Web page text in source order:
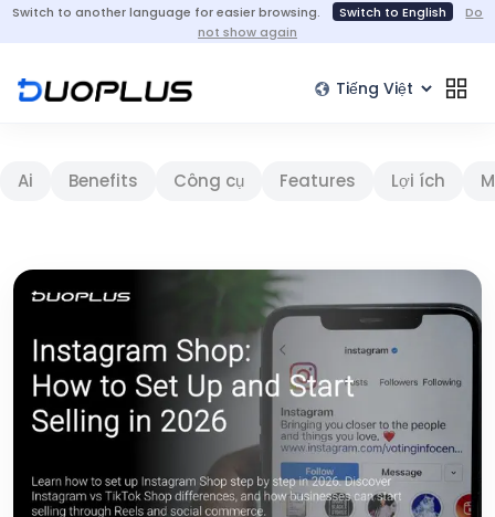
Switch to another language for easier browsing. Switch to English
Do
not show again
Ai Benefits Công cụ Features Lợi ích